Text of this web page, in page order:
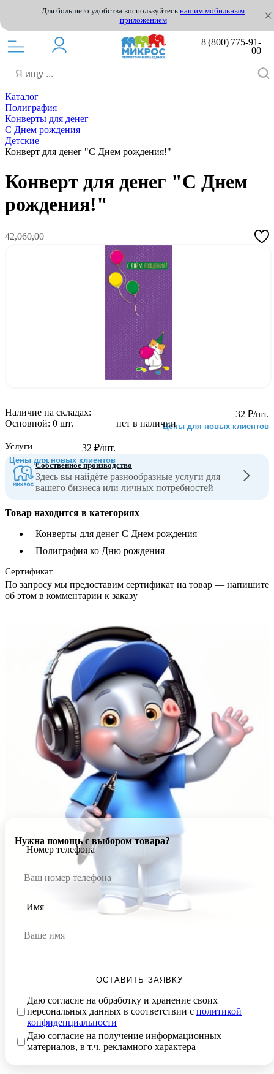
Для большего удобства воспользуйтесь нашим мобильным
приложением
8 (800) 775-91-
00
Каталог
Полиграфия
Конверты для денег
С Днем рождения
Детские
Конверт для денег "С Днем рождения!"
Конверт для денег "С Днем
рождения!"
42,060,00
32 ₽/шт.
Цены для новых клиентов
нет в наличии
32 ₽/шт.
Цены для новых клиентов
Наличие на складах:
Основной: 0 шт.
Услуги
Собственное производство
Здесь вы найдёте разнообразные услуги для
вашего бизнеса или личных потребностей
Товар находится в категориях
Конверты для денег С Днем рождения
Полиграфия ко Дню рождения
Сертификат
По запросу мы предоставим сертификат на товар — напишите
об этом в комментарии к заказу
Нужна помощь с выбором товара?
Номер телефона
Имя
ОСТАВИТЬ ЗАЯВКУ
Даю согласие на обработку и хранение своих
персональных данных в соответствии с политикой
конфиденциальности
Даю согласие на получение информационных
материалов, в т.ч. рекламного характера